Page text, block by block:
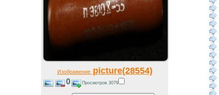
Изображениеpicture(28554)
0 Просмотров 3079